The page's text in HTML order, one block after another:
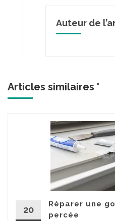
Auteur de
Articles similaires '
20
Réparer une
percée